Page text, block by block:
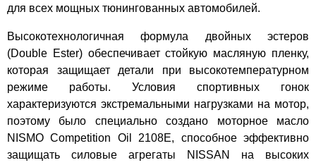
для всех мощных тюнингованных автомобилей.
Высокотехнологичная формула двойных эстеров
(Double Ester) обеспечивает стойкую масляную пленку,
которая защищает детали при высокотемпературном
режиме работы. Условия спортивных гонок
характеризуются экстремальными нагрузками на мотор,
поэтому было специально создано моторное масло
NISMO Competition Oil 2108E, способное эффективно
защищать силовые агрегаты NISSAN на высоких